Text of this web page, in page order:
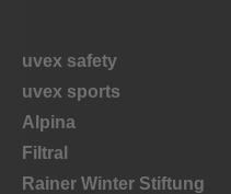
uvex safety
uvex sports
Alpina
Filtral
Rainer Winter Stiftung